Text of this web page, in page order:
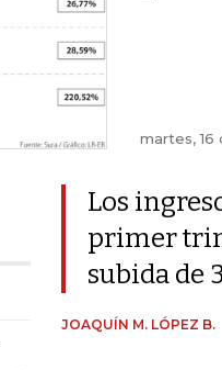
martes, 16
Los
primer
subida de
JOAQUÍN M. LÓPEZ B.